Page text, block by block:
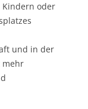
Kindern oder
und in der
mehr